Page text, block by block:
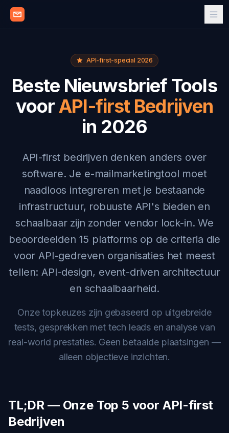
API-first-special 2026
Beste Nieuwsbrief Tools
voorAPI-first Bedrijven
in 2026
API-first bedrijven denken anders over
software. Je e-mailmarketingtool moet
naadloos integreren met je bestaande
infrastructuur, robuuste API's bieden en
schaalbaar zijn zonder vendor lock-in. We
beoordeelden 15 platforms op de criteria die
voor API-gedreven organisaties het meest
tellen: API-design, event-driven architectuur
en schaalbaarheid.
Onze topkeuzes zijn gebaseerd op uitgebreide
tests, gesprekken met tech leads en analyse van
real-world prestaties. Geen betaalde plaatsingen —
alleen objectieve inzichten.
TL;DR — Onze Top 5 voor API-first
Bedrijven